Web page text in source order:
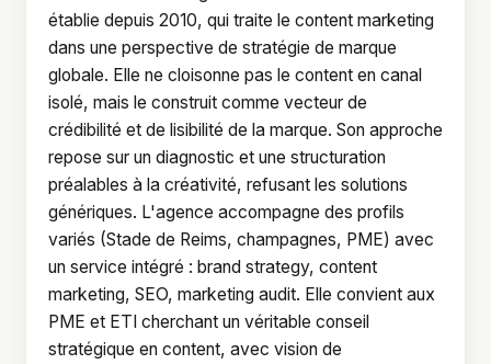
établie depuis 2010, qui traite le content marketing
dans une perspective de stratégie de marque
globale. Elle ne cloisonne pas le content en canal
isolé, mais le construit comme vecteur de
crédibilité et de lisibilité de la marque. Son approche
repose sur un diagnostic et une structuration
préalables à la créativité, refusant les solutions
génériques. L'agence accompagne des profils
variés (Stade de Reims, champagnes, PME) avec
un service intégré : brand strategy, content
marketing, SEO, marketing audit. Elle convient aux
PME et ETI cherchant un véritable conseil
stratégique en content, avec vision de